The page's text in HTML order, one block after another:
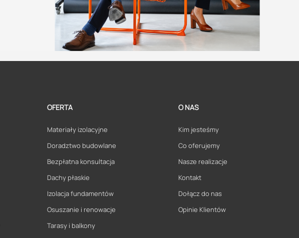
OFERTA
Materiały izolacyjne
Doradztwo budowlane
Bezpłatna konsultacja
Dachy płaskie
Izolacja fundamentów
Osuszanie i renowacje
Tarasy i balkony
O NAS
Kim jesteśmy
Co oferujemy
Nasze realizacje
Kontakt
Dołącz do nas
Opinie Klientów